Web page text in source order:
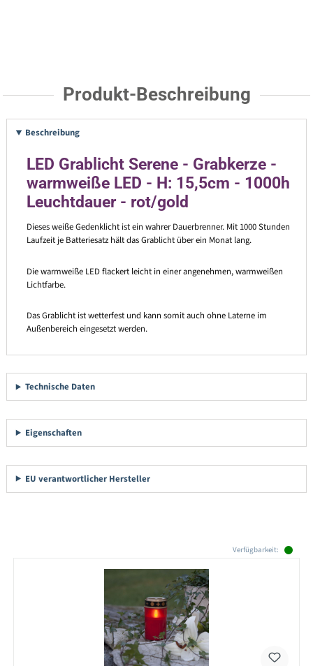
Produkt-Beschreibung
Beschreibung
LED Grablicht Serene - Grabkerze -
warmweiße LED - H: 15,5cm - 1000h
Leuchtdauer - rot/gold
Dieses weiße Gedenklicht ist ein wahrer Dauerbrenner. Mit 1000 Stunden
Laufzeit je Batteriesatz hält das Grablicht über ein Monat lang.
Die warmweiße LED flackert leicht in einer angenehmen, warmweißen
Lichtfarbe.
Das Grablicht ist wetterfest und kann somit auch ohne Laterne im
Außenbereich eingesetzt werden.
Technische Daten
Eigenschaften
EU verantwortlicher Hersteller
Verfügbarkeit: